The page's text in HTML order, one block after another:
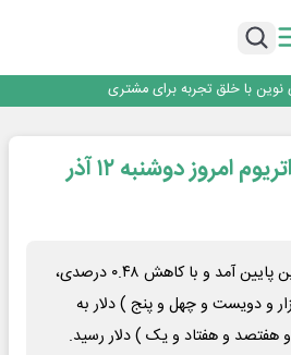
پایدار، درآمدهای کارمزدی و بازسازی اعتماد
نوین با خلق تجربه برای مشتری
مرکزی منصوب شد
پایدار، درآمدهای کارمزدی و بازسازی اعتماد
بیش از ۷۰ میلیارد تومان به برنامه‌های مسئولیت اجتماعی اختصاص
قیمت بیت‌کوین و اتریوم امروز دوشنبه ۱۲ آذر
امروز قیمت بیت کوین پایین آمد و با کاهش ۰.۴۸ درصدی،
هزار و دویست و چهل و پنج ) دلار به